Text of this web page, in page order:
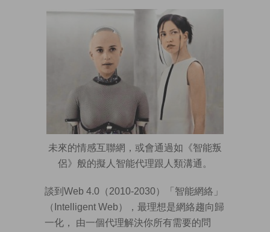
未來的情感互聯網，或會通過如《智能叛
侶》般的擬人智能代理跟人類溝通。
談到Web 4.0（2010-2030）「智能網絡」
（Intelligent Web），最理想是網絡趨向歸
一化， 由一個代理解決你所有需要的問